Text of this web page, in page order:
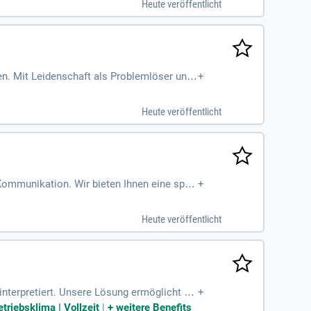
und gestalten Sie die digitale Zuku
Heute veröffentlicht
Mit Leidenschaft als Problemlöser und
wir für unsere Kunden in der Recycling-
Kennzahlen. Wir suchen engagi
Werden Sie Teil unseres wachsenden
+
Heute veröffentlicht
Wir bieten Ihnen eine span +
Heute veröffentlicht
Unsere Lösung ermöglicht es
von Konstruktionsdaten in Verbin
+
| Vollzeit |+weitere Benefits